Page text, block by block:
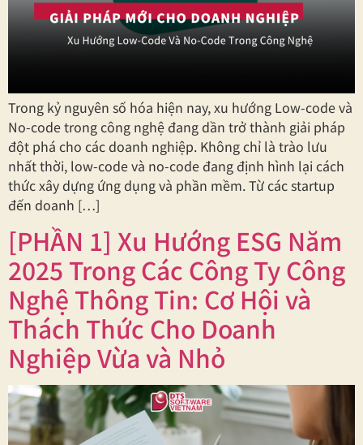
Trong kỷ nguyên số hóa hiện nay, xu hướng Low-code và
No-code trong công nghệ đang dần trở thành giải pháp
đột phá cho các doanh nghiệp. Không chỉ là trào lưu
nhất thời, low-code và no-code đang định hình lại cách
thức xây dựng ứng dụng và phần mềm. Từ các startup
đến doanh […]
[PHẦN 1] Xu Hướng ESG Năm
2025 Trong Các Công Ty Công
Nghệ Thông Tin: Cơ Hội và
Thách Thức Cho Doanh
Nghiệp Vừa và Nhỏ